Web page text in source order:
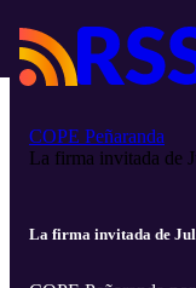
COPE Peñaranda
La firma invitada de
La firma invitada de